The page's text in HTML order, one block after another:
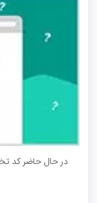
در حال حاضر کد